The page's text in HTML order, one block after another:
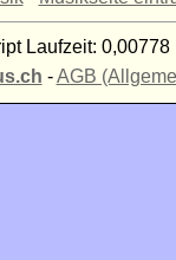
Laufzeit:
-AGB